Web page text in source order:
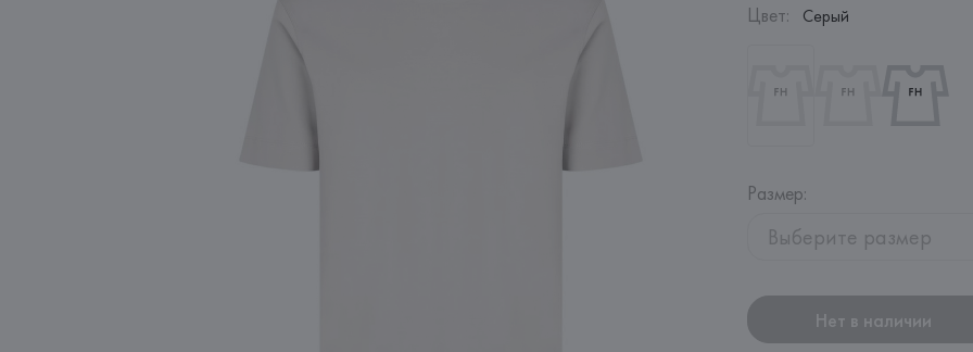
Цвет: Серый
Размер:
Выберите размер
Нет в наличии